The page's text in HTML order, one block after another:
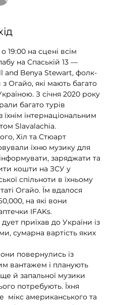
19:00 на сцені всім
на Спаській 13 —
and Benya Stewart, фолк-
Огайо, які мають багато
З січня 2020 року
багато турів
їхнім інтернаціональним
Slavalachia.
Хіл та Стюарт
їхню музику для
заряджати та
кошти на ЗСУ у
спільноти в їхньому
Огайо. Їм вдалося
на які вони
IFAKs.
дует приїхав до України із
сумарна вартість яких
повернулись із
вантажем і планують
й запальної музики
потребують. Їхня
мікс американського та